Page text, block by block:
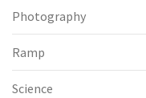
Photography
Ramp
Science